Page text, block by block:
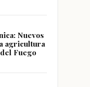
Nuevos
agricultura
Fuego